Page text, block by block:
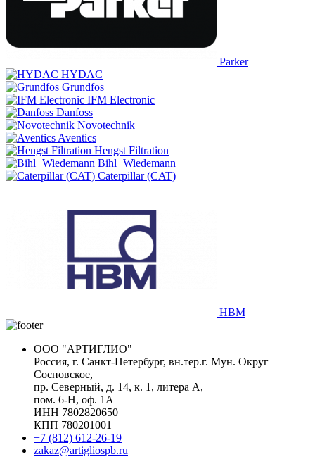
Parker
HYDAC
Grundfos
IFM Electronic
Danfoss
Novotechnik
Aventics
Hengst Filtration
Bihl+Wiedemann
Caterpillar (CAT)
HBM
ООО "АРТИГЛИО"
Россия, г. Санкт-Петербург, вн.тер.г. Мун. Округ
Сосновское,
пр. Северный, д. 14, к. 1, литера А,
пом. 6-Н, оф. 1А
ИНН 7802820650
КПП 780201001
+7 (812) 612-26-19
zakaz@artigliospb.ru